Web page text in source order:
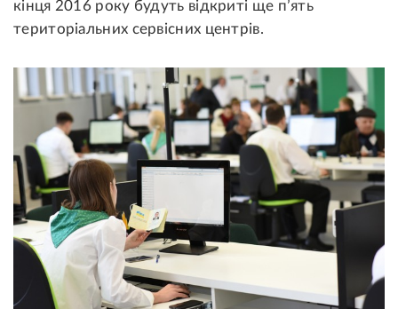
кінця 2016 року будуть відкриті ще п’ять
територіальних сервісних центрів.